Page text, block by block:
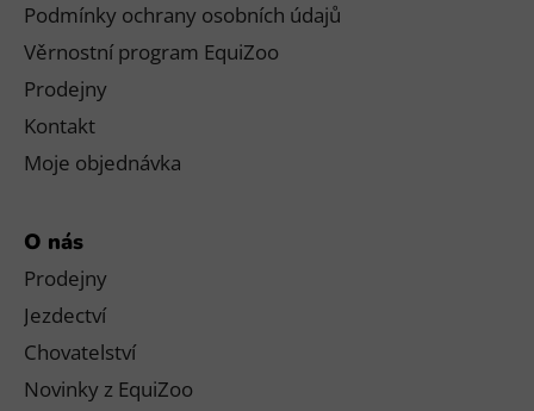
Podmínky ochrany osobních údajů
Věrnostní program EquiZoo
Prodejny
Kontakt
Moje objednávka
O nás
Prodejny
Jezdectví
Chovatelství
Novinky z EquiZoo